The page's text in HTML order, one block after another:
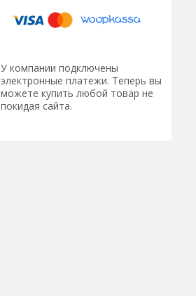
У компании подключены
электронные платежи. Теперь вы
можете купить любой товар не
покидая сайта.